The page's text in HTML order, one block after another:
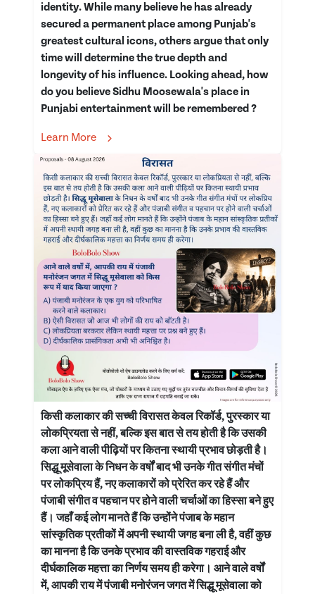
identity. While many believe he has already
secured a permanent place among Punjab's
greatest cultural icons, others argue that only
time will determine the true depth and
longevity of his influence. Looking ahead, how
do you believe Sidhu Moosewala's place in
Punjabi entertainment will be remembered ?
Learn More
किसी कलाकार की सच्ची विरासत केवल रिकॉर्ड, पुरस्कार या
लोकप्रियता से नहीं, बल्कि इस बात से तय होती है कि उसकी
कला आने वाली पीढ़ियों पर कितना स्थायी प्रभाव छोड़ती है।
सिद्धू मूसेवाला के निधन के वर्षों बाद भी उनके गीत संगीत मंचों
पर लोकप्रिय हैं, नए कलाकारों को प्रेरित कर रहे हैं और
पंजाबी संगीत व पहचान पर होने वाली चर्चाओं का हिस्सा बने हुए
हैं। जहाँ कई लोग मानते हैं कि उन्होंने पंजाब के महान
सांस्कृतिक प्रतीकों में अपनी स्थायी जगह बना ली है, वहीं कुछ
का मानना है कि उनके प्रभाव की वास्तविक गहराई और
दीर्घकालिक महत्ता का निर्णय समय ही करेगा। आने वाले वर्षों
में, आपकी राय में पंजाबी मनोरंजन जगत में सिद्धू मूसेवाला को